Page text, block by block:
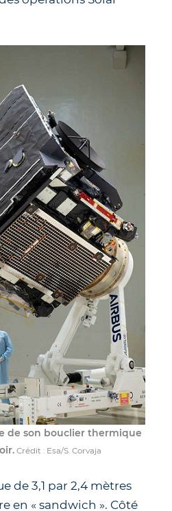
de son bouclier thermique
Crédit : Esa/S. Corvaja
de 3,1 par 2,4 mètres
en « sandwich ». Côté